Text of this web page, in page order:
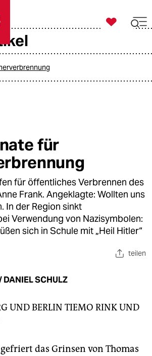
taz zahl ich

taz zahl ich
für
für öffentliches Verbrennen des
Frank. Angeklagte: Wollten uns
In der Region sinkt
Verwendung von Nazisymbolen:
sich in Schule mit „Heil Hitler“
teilen
DANIEL SCHULZ
UND BERLIN TIEMO RINKUND
das Grinsen von Thomas